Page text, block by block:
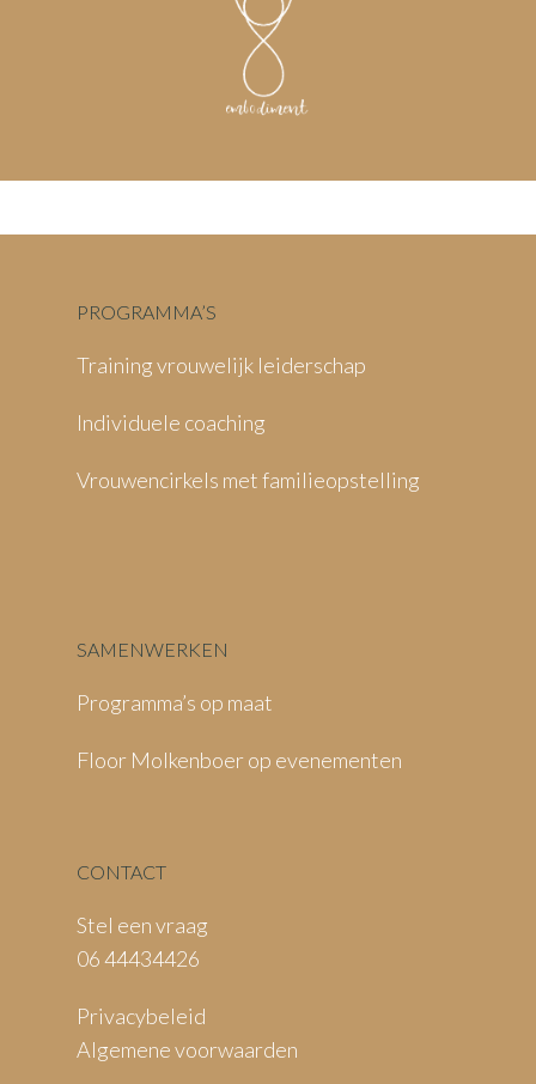
PROGRAMMA’S
Training vrouwelijk leiderschap
Individuele coaching
Vrouwencirkels met familieopstelling
SAMENWERKEN
Programma’s op maat
Floor Molkenboer op evenementen
CONTACT
Stel een vraag
06 44434426
Privacybeleid
Algemene voorwaarden